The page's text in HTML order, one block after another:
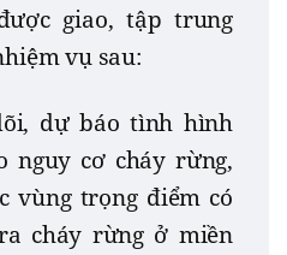
giao, tập trung
vụ sau:
dự báo tình hình
nguy cơ cháy rừng,
vùng trọng điểm có
cháy rừng ở miền